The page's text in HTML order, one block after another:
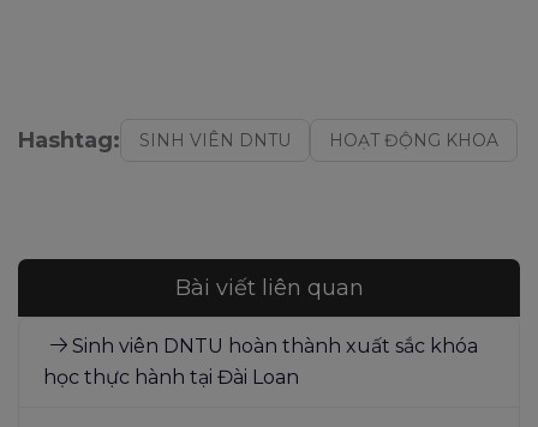
Hashtag: SINH VIÊN DNTU HOẠT ĐỘNG KHOA
Bài viết liên quan
Sinh viên DNTU hoàn thành xuất sắc khóa
học thực hành tại Đài Loan